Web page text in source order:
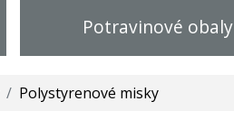
Potravinové obaly
/ Polystyrenové misky